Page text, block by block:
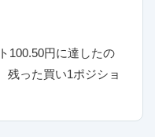
100.50円に達したの
残った買い1ポジショ